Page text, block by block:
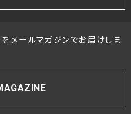
カー
メールマガジンでお届けしま